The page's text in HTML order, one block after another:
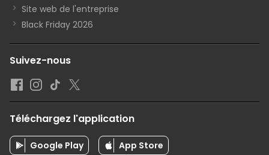
Site web de l'entreprise
Black Friday 2026
Suivez-nous
Téléchargez l'application
Google Play App Store